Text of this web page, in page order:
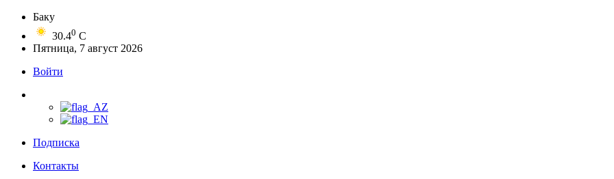
Баку
30.40 C
Пятница, 7 август 2026
Войти
Подписка
Контакты